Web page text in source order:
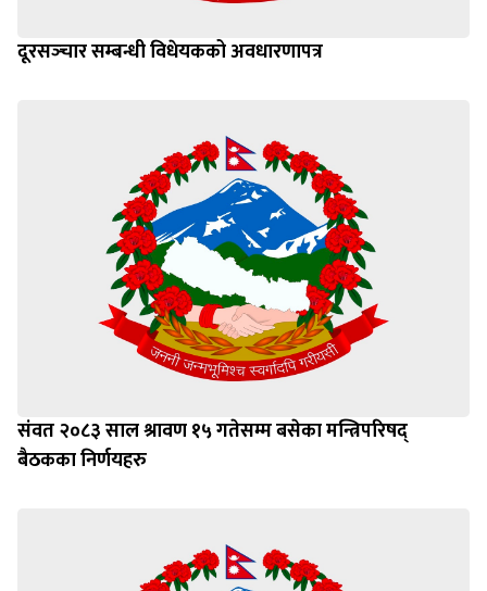
दूरसञ्‍चार सम्बन्धी विधेयकको अवधारणापत्र
संवत २०८३ साल श्रावण १५ गतेसम्म बसेका मन्त्रिपरिषद्
बैठकका निर्णयहरु